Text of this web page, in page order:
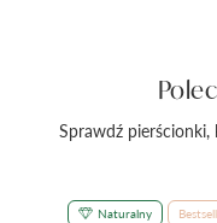
Sprawdź
Naturalny